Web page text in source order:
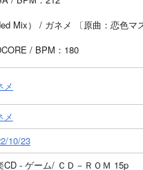
Mix） / ガネメ 〔原曲：恋色マ
/ BPM：180
メ
メ
10/23
CD - ゲーム/ ＣＤ－ＲＯＭ 15p